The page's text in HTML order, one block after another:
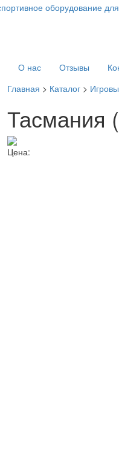
О нас Отзывы
Главная > Каталог>
Тасмания
Цена: